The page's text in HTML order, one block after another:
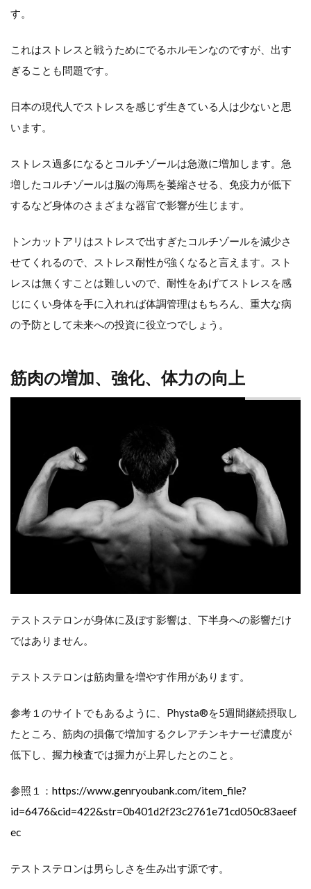
す。
これはストレスと戦うためにでるホルモンなのですが、出す
ぎることも問題です。
日本の現代人でストレスを感じず生きている人は少ないと思
います。
ストレス過多になるとコルチゾールは急激に増加します。急
増したコルチゾールは脳の海馬を萎縮させる、免疫力が低下
するなど身体のさまざまな器官で影響が生じます。
トンカットアリはストレスで出すぎたコルチゾールを減少さ
せてくれるので、ストレス耐性が強くなると言えます。スト
レスは無くすことは難しいので、耐性をあげてストレスを感
じにくい身体を手に入れれば体調管理はもちろん、重大な病
の予防として未来への投資に役立つでしょう。
筋肉の増加、強化、体力の向上
テストステロンが身体に及ぼす影響は、下半身への影響だけ
ではありません。
テストステロンは筋肉量を増やす作用があります。
参考１のサイトでもあるように、Physta®を5週間継続摂取し
たところ、筋肉の損傷で増加するクレアチンキナーゼ濃度が
低下し、握力検査では握力が上昇したとのこと。
参照１： https://www.genryoubank.com/item_file?
id=6476&cid=422&str=0b401d2f23c2761e71cd050c83aeef
ec
テストステロンは男らしさを生み出す源です。